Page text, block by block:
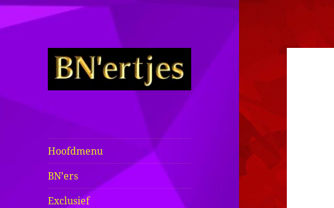
Sexy BN'ers /
Nederlanders
Half Naakt /
Bloot
Hoofdmenu
BN’ers
Exclusief